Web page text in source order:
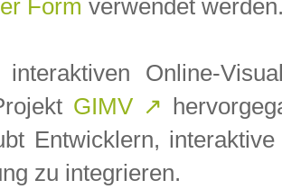
Form verwendet
Online-
GIMV ↗
Entwicklern,
zu integrieren.